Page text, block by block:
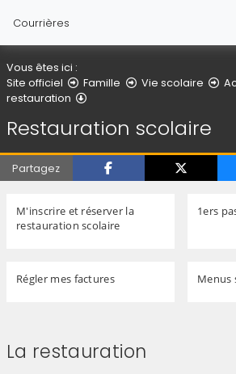
Courrières
Vous êtes ici :
Site officiel
Famille Vie scolaire
restauration
Restauration scolaire
Partagez
M'inscrire et réserver la
restauration scolaire
1ers
Régler mes factures Menus
La restauration